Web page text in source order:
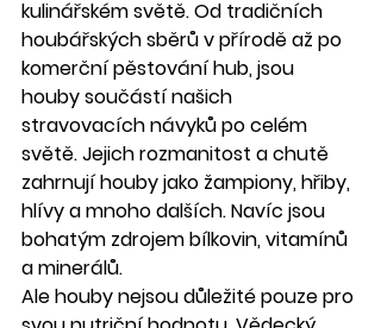
kulinářském světě. Od tradičních
houbářských sběrů v přírodě až po
komerční pěstování hub, jsou
houby součástí našich
stravovacích návyků po celém
světě. Jejich rozmanitost a chutě
zahrnují houby jako žampiony, hřiby,
hlívy a mnoho dalších. Navíc jsou
bohatým zdrojem bílkovin, vitamínů
a minerálů.
Ale houby nejsou důležité pouze pro